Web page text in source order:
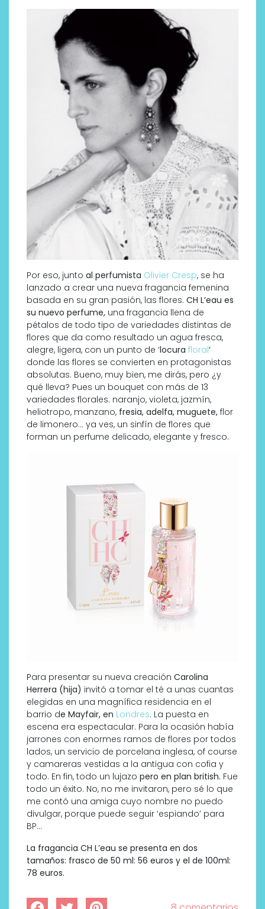
Por eso, junto al perfumista Olivier Cresp, se ha
lanzado a crear una nueva fragancia femenina
basada en su gran pasión, las flores. CH L’eau es
su nuevo perfume, una fragancia llena de
pétalos de todo tipo de variedades distintas de
flores que da como resultado un agua fresca,
alegre, ligera, con un punto de ‘locura floral‘
donde las flores se convierten en protagonistas
absolutas. Bueno, muy bien, me dirás, pero ¿y
qué lleva? Pues un bouquet con más de 13
variedades florales: naranjo, violeta, jazmín,
heliotropo, manzano, fresia, adelfa, muguete, flor
de limonero… ya ves, un sinfín de flores que
forman un perfume delicado, elegante y fresco.
Para presentar su nueva creación Carolina
Herrera (hija) invitó a tomar el té a unas cuantas
elegidas en una magnífica residencia en el
barrio de Mayfair, en Londres. La puesta en
escena era espectacular. Para la ocasión había
jarrones con enormes ramos de flores por todos
lados, un servicio de porcelana inglesa, of course
y camareras vestidas a la antigua con cofia y
todo. En fin, todo un lujazo pero en plan british. Fue
todo un éxito. No, no me invitaron, pero sé lo que
me contó una amiga cuyo nombre no puedo
divulgar, porque puede seguir ‘espiando’ para
BP…
La fragancia CH L’eau se presenta en dos
tamaños: frasco de 50 ml: 56 euros y el de 100ml:
78 euros.